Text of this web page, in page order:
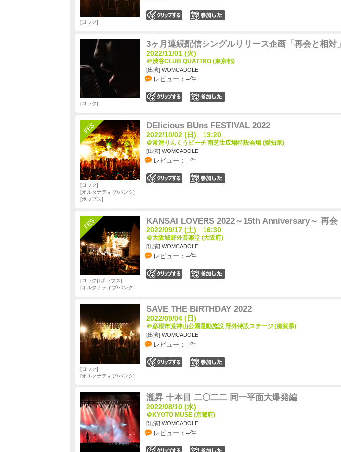
ロック
3ヶ月連続配信シングルリリース企画「再会と相対」
2022/11/01 (火)
＠渋谷CLUB QUATTRO (東京都)
[出演] WOMCADOLE
レビュー：--件
ロック
DElicious BUns FESTIVAL 2022
2022/10/02 (日) 13:20
＠常滑りんくうビーチ 南芝生広場特設会場 (愛知県)
[出演] WOMCADOLE
レビュー：--件
ロック
オルタナティブ/パンク
ポップス
KANSAI LOVERS 2022～15th Anniversary～ 再会
2022/09/17 (土) 16:30
＠大阪城野外音楽堂 (大阪府)
[出演] WOMCADOLE
レビュー：--件
ロック
ポップス
オルタナティブ/パンク
SAVE THE BIRTHDAY 2022
2022/09/04 (日)
＠彦根市荒神山公園運動施設 野外特設ステージ (滋賀県)
[出演] WOMCADOLE
レビュー：--件
ロック
オルタナティブ/パンク
瀧昇 十本目 二〇二二 同一平面大爆発編
2022/08/10 (水)
＠KYOTO MUSE (京都府)
[出演] WOMCADOLE
レビュー：--件